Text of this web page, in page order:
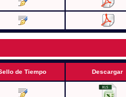
de Tiempo Descargar